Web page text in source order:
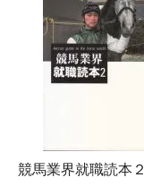
競馬業界就職読本２